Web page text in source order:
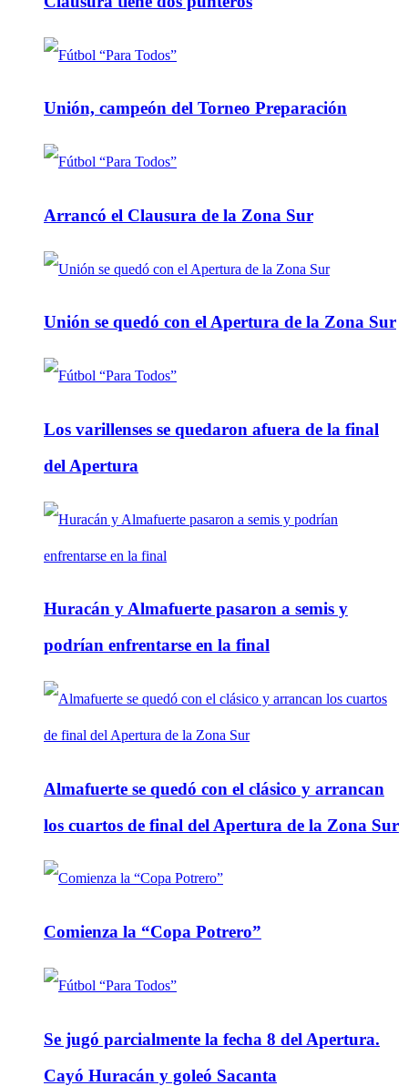
Unión, campeón del Torneo Preparación
Arrancó el Clausura de la Zona Sur
Unión se quedó con el Apertura de la Zona Sur
Los varillenses se quedaron afuera de la final
del Apertura
Huracán y Almafuerte pasaron a semis y
podrían enfrentarse en la final
Almafuerte se quedó con el clásico y arrancan
los cuartos de final del Apertura de la Zona Sur
Comienza la “Copa Potrero”
Se jugó parcialmente la fecha 8 del Apertura.
Cayó Huracán y goleó Sacanta